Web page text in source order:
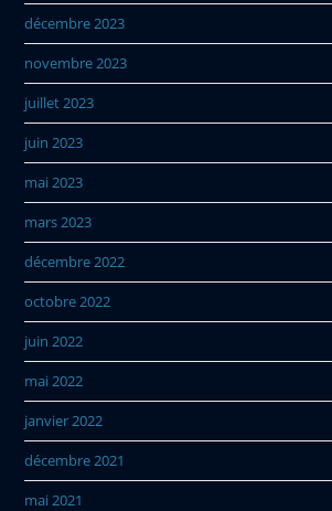
décembre 2023
novembre 2023
juillet 2023
juin 2023
mai 2023
mars 2023
décembre 2022
octobre 2022
juin 2022
mai 2022
janvier 2022
décembre 2021
mai 2021